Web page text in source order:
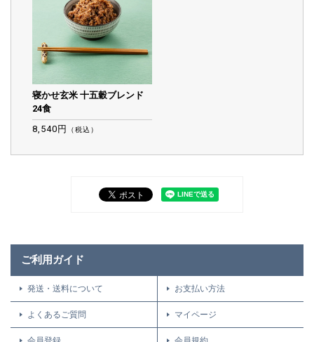
寝かせ玄米 十五穀ブレンド
24食
8,540円
（税込）
ご利用ガイド
発送・送料について お支払い方法
よくあるご質問 マイページ